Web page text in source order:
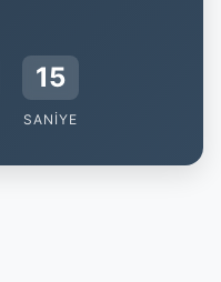
14
SANIYE